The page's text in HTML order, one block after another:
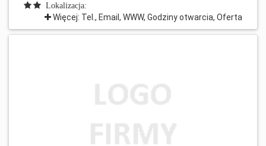
Lokalizacja:
Więcej: Tel., Email, WWW, Godziny otwarcia, Oferta